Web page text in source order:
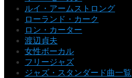
ルイ・アームストロング
ローランド・カーク
ロン・カーター
渡辺貞夫
女性ボーカル
フリージャズ
ジャズ・スタンダード曲一覧